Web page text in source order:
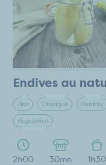
Endives au
Plat Classique Healthy
Végétarien
2h00 30mn 1h30